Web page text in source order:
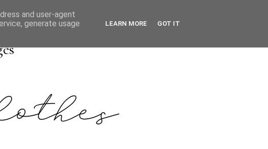
and user-agent
generate usage
LEARN MORE GOT IT